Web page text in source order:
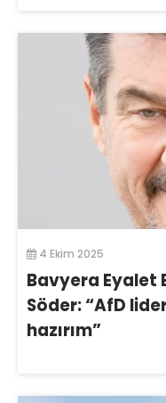
4 Ekim 2025
Bavyera Eyalet
Söder: “AfD
hazırım”